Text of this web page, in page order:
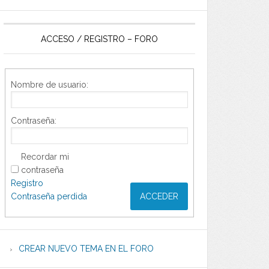
ACCESO / REGISTRO – FORO
Nombre de usuario:
Contraseña:
Recordar mi
contraseña
ACCEDER
Registro
Contraseña perdida
CREAR NUEVO TEMA EN EL FORO